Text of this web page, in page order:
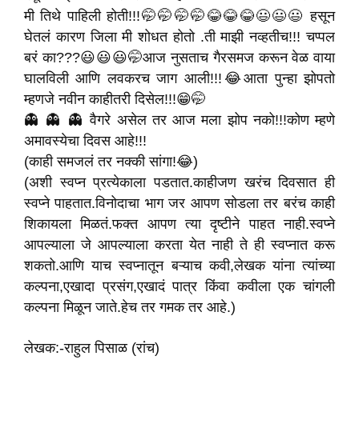
मी तिथे पाहिली होती!!!🤭🤭🤭🤭😂😂😂😃😃😃 हसून
घेतलं कारण जिला मी शोधत होतो .ती माझी नव्हतीच!!! चप्पल
बरं का???😃😃😃🤭आज नुसताच गैरसमज करून वेळ वाया
घालविली आणि लवकरच जाग आली!!!😂आता पुन्हा झोपतो
म्हणजे नवीन काहीतरी दिसेल!!!😁🤭
👻 👻 👻 वैगरे असेल तर आज मला झोप नको!!!कोण म्हणे
अमावस्येचा दिवस आहे!!!
(काही समजलं तर नक्की सांगा!😂)
(अशी स्वप्न प्रत्येकाला पडतात.काहीजण खरंच दिवसात ही
स्वप्ने पाहतात.विनोदाचा भाग जर आपण सोडला तर बरंच काही
शिकायला मिळतं.फक्त आपण त्या दृष्टीने पाहत नाही.स्वप्ने
आपल्याला जे आपल्याला करता येत नाही ते ही स्वप्नात करू
शकतो.आणि याच स्वप्नातून बऱ्याच कवी,लेखक यांना त्यांच्या
कल्पना,एखादा प्रसंग,एखादं पात्र किंवा कवीला एक चांगली
कल्पना मिळून जाते.हेच तर गमक तर आहे.)
लेखक:-राहुल पिसाळ (रांच)